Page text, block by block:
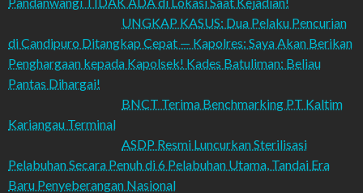
UNGKAP KASUS: Dua Pelaku Pencurian
di Candipuro Ditangkap Cepat — Kapolres: Saya Akan Berikan
Penghargaan kepada Kapolsek! Kades Batuliman: Beliau
Pantas Dihargai!
BNCT Terima Benchmarking PT Kaltim
Kariangau Terminal
ASDP Resmi Luncurkan Sterilisasi
Pelabuhan Secara Penuh di 6 Pelabuhan Utama, Tandai Era
Baru Penyeberangan Nasional